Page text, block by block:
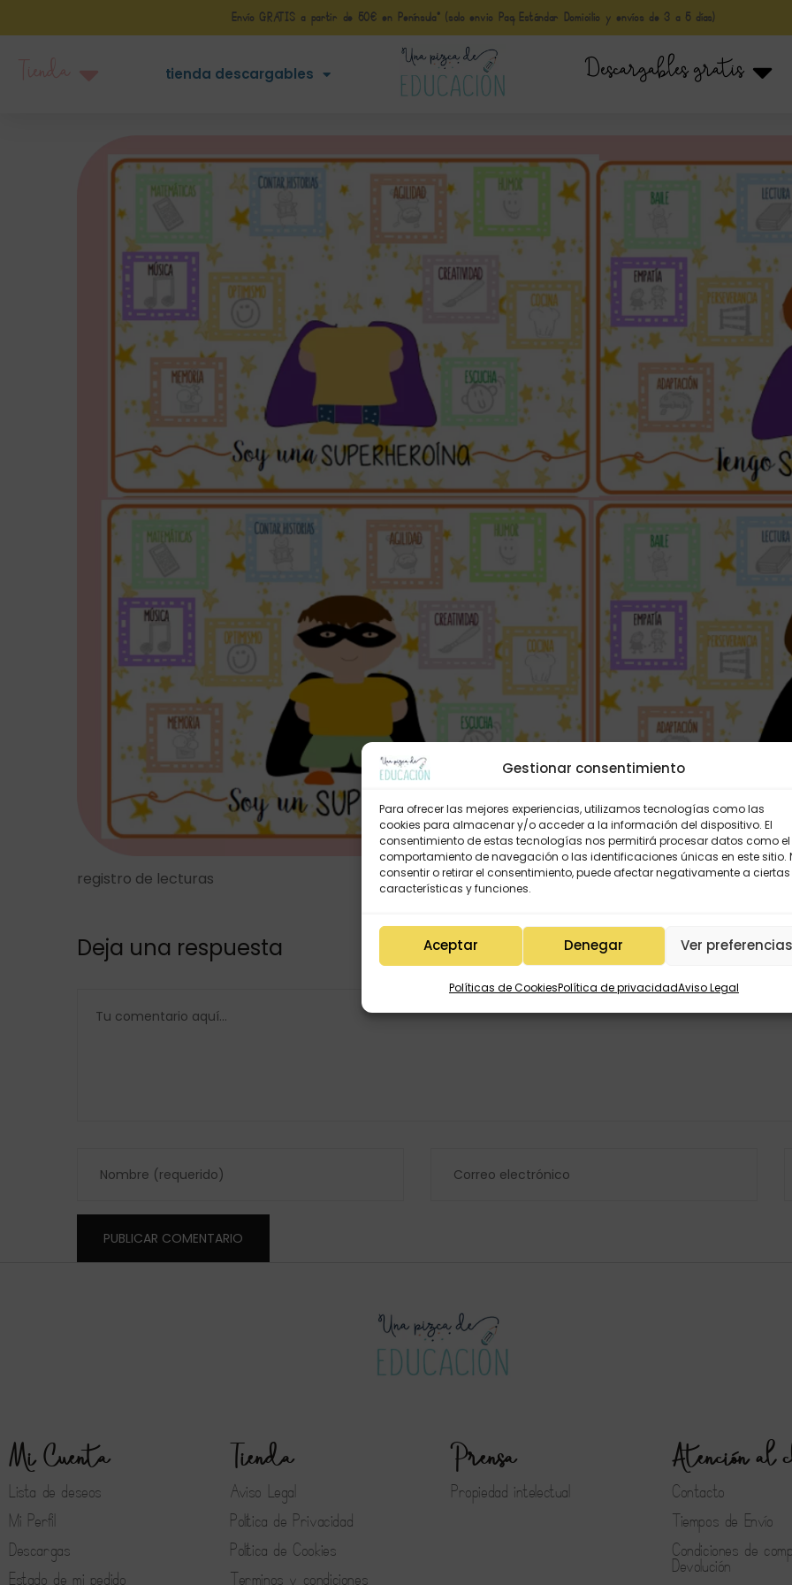
Gestionar consentimiento
Para ofrecer las mejores experiencias, utilizamos tecnologías como las
cookies para almacenar y/o acceder a la información del dispositivo. El
consentimiento de estas tecnologías nos permitirá procesar datos como el
comportamiento de navegación o las identificaciones únicas en este sitio.
consentir o retirar el consentimiento, puede afectar negativamente a ciertas
características y funciones.
Aceptar Denegar Ver
Políticas de CookiesPolítica de privacidadAviso Legal
Envío GRATIS a partir de 50€ en Península* (solo envio Paq Estándar Domicilio y envíos de 3 a 5 días)
tienda descargables Descargables gratis
registro de lecturas
Deja una respuesta
Mi Cuenta
Lista de deseos
Mi Perfil
Descargas
Estado de mi pedido
Tienda
Aviso Legal
Política de Privacidad
Política de Cookies
Terminos y condiciones
Prensa
Propiedad intelectual
Atención al
Contacto
Tiempos de Envío
Condiciones de
Devolución